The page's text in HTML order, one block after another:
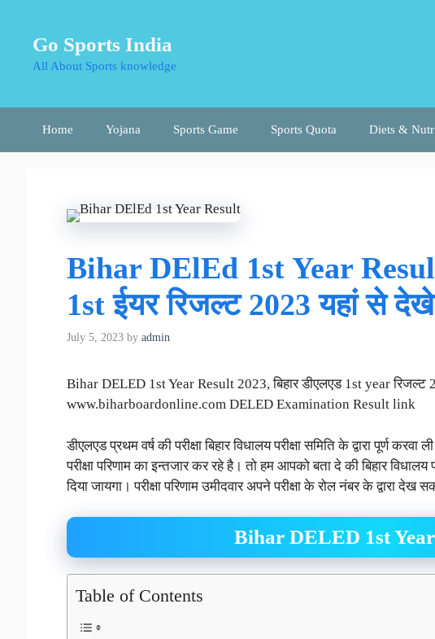
contentGo Sports India
All About Sports knowledge
Home Yojana Sports Game Sports Quota Diets &
Bihar DElEd 1st Year Result
1st ईयर रिजल्ट 2023 यहां से देखे
July 5, 2023 by admin
Bihar DELED 1st Year Result 2023, बिहार डीएलएड 1st year
www.biharboardonline.com DELED Examination Result link
डीएलएड प्रथम वर्ष की परीक्षा बिहार विधालय परीक्षा समिति के द्वारा पूर्ण
परीक्षा परिणाम का इन्तजार कर रहे है। तो हम आपको बता दे की बिहार विधालय
दिया जायगा। परीक्षा परिणाम उमीदवार अपने परीक्षा के रोल नंबर के द्वारा देख
Bihar DELED 1st
Table of Contents